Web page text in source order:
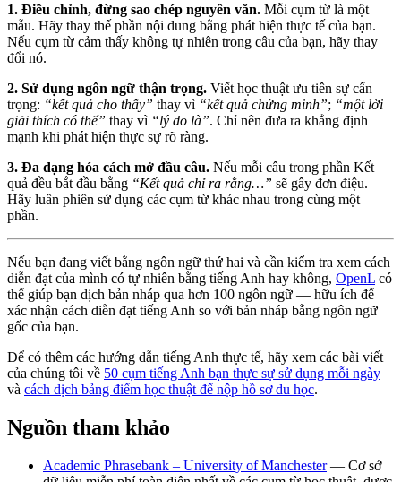
1. Điều chỉnh, đừng sao chép nguyên văn. Mỗi cụm từ là một
mẫu. Hãy thay thế phần nội dung bằng phát hiện thực tế của bạn.
Nếu cụm từ cảm thấy không tự nhiên trong câu của bạn, hãy thay
đổi nó.
2. Sử dụng ngôn ngữ thận trọng. Viết học thuật ưu tiên sự cẩn
trọng: “kết quả cho thấy” thay vì “kết quả chứng minh”; “một lời
giải thích có thể” thay vì “lý do là”. Chỉ nên đưa ra khẳng định
mạnh khi phát hiện thực sự rõ ràng.
3. Đa dạng hóa cách mở đầu câu. Nếu mỗi câu trong phần Kết
quả đều bắt đầu bằng “Kết quả chỉ ra rằng…” sẽ gây đơn điệu.
Hãy luân phiên sử dụng các cụm từ khác nhau trong cùng một
phần.
Nếu bạn đang viết bằng ngôn ngữ thứ hai và cần kiểm tra xem cách
diễn đạt của mình có tự nhiên bằng tiếng Anh hay không, OpenL có
thể giúp bạn dịch bản nháp qua hơn 100 ngôn ngữ — hữu ích để
xác nhận cách diễn đạt tiếng Anh so với bản nháp bằng ngôn ngữ
gốc của bạn.
Để có thêm các hướng dẫn tiếng Anh thực tế, hãy xem các bài viết
của chúng tôi về 50 cụm tiếng Anh bạn thực sự sử dụng mỗi ngày
và cách dịch bảng điểm học thuật để nộp hồ sơ du học.
Nguồn tham khảo
Academic Phrasebank – University of Manchester— Cơ sở